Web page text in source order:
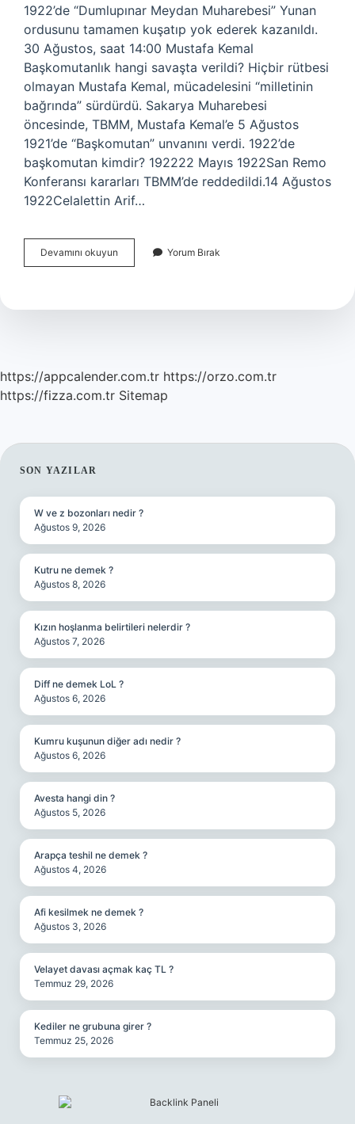
1922’de “Dumlupınar Meydan Muharebesi” Yunan
ordusunu tamamen kuşatıp yok ederek kazanıldı.
30 Ağustos, saat 14:00 Mustafa Kemal
Başkomutanlık hangi savaşta verildi? Hiçbir rütbesi
olmayan Mustafa Kemal, mücadelesini “milletinin
bağrında” sürdürdü. Sakarya Muharebesi
öncesinde, TBMM, Mustafa Kemal’e 5 Ağustos
1921’de “Başkomutan” unvanını verdi. 1922’de
başkomutan kimdir? 192222 Mayıs 1922San Remo
Konferansı kararları TBMM’de reddedildi.14 Ağustos
1922Celalettin Arif…
Devamını okuyun Başkomutanlık
Savaşı
Yorum Bırak
https://appcalender.com.tr https://orzo.com.tr
https://fizza.com.tr Sitemap
SIDEBAR
SON YAZILAR
W ve z bozonları nedir ?
Ağustos 9, 2026
Kutru ne demek ?
Ağustos 8, 2026
Kızın hoşlanma belirtileri nelerdir ?
Ağustos 7, 2026
Diff ne demek LoL ?
Ağustos 6, 2026
Kumru kuşunun diğer adı nedir ?
Ağustos 6, 2026
Avesta hangi din ?
Ağustos 5, 2026
Arapça teshil ne demek ?
Ağustos 4, 2026
Afi kesilmek ne demek ?
Ağustos 3, 2026
Velayet davası açmak kaç TL ?
Temmuz 29, 2026
Kediler ne grubuna girer ?
Temmuz 25, 2026